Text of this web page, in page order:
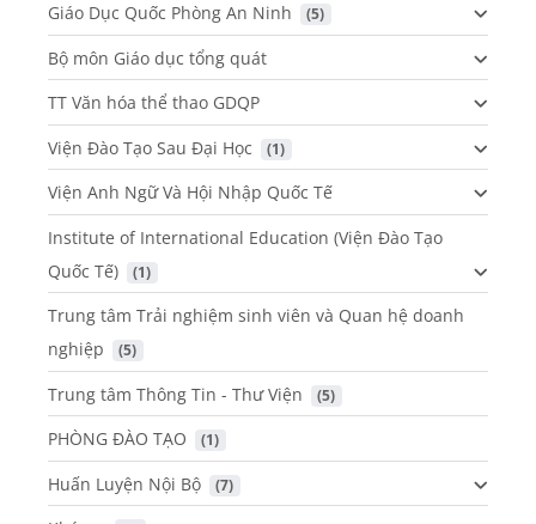
Giáo Dục Quốc Phòng An Ninh
(5)
Bộ môn Giáo dục tổng quát
TT Văn hóa thể thao GDQP
Viện Đào Tạo Sau Đại Học
(1)
Viện Anh Ngữ Và Hội Nhập Quốc Tế
Institute of International Education (Viện Đào Tạo
Quốc Tế)
(1)
Trung tâm Trải nghiệm sinh viên và Quan hệ doanh
nghiệp
(5)
Trung tâm Thông Tin - Thư Viện (5)
PHÒNG ĐÀO TẠO (1)
Huấn Luyện Nội Bộ (7)